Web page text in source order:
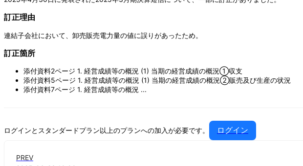
訂正理由
連結子会社において、卸売販売電力量の値に誤りがあったため。
訂正箇所
添付資料2ページ 1. 経営成績等の概況 (1) 当期の経営成績の概況①収支
添付資料5ページ 1. 経営成績等の概況 (1) 当期の経営成績の概況②販売及び生産の状況
添付資料7ページ 1. 経営成績等の概況 ...
ログインとスタンダードプラン以上のプランへの加入が必要です。 ログイン
PREV